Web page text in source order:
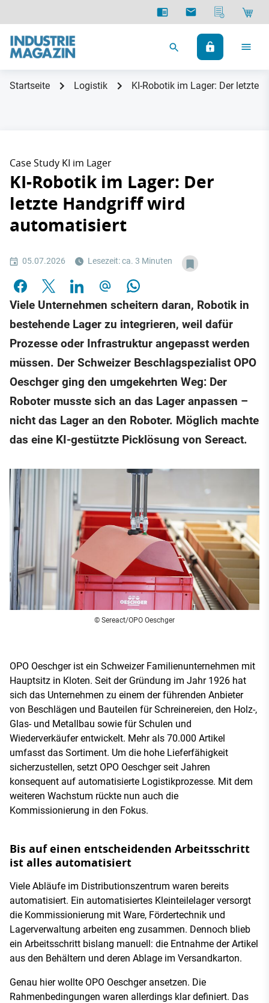
Startseite Logistik KI-Robotik im Lager: Der letzte
Case Study KI im Lager
KI-Robotik im Lager: Der
letzte Handgriff wird
automatisiert
05.07.2026 Lesezeit: ca. 3 Minuten
Viele Unternehmen scheitern daran, Robotik in
bestehende Lager zu integrieren, weil dafür
Prozesse oder Infrastruktur angepasst werden
müssen. Der Schweizer Beschlagspezialist OPO
Oeschger ging den umgekehrten Weg: Der
Roboter musste sich an das Lager anpassen –
nicht das Lager an den Roboter. Möglich machte
das eine KI-gestützte Picklösung von Sereact.
© Sereact/OPO Oeschger
OPO Oeschger ist ein Schweizer Familienunternehmen mit
Hauptsitz in Kloten. Seit der Gründung im Jahr 1926 hat
sich das Unternehmen zu einem der führenden Anbieter
von Beschlägen und Bauteilen für Schreinereien, den Holz-,
Glas- und Metallbau sowie für Schulen und
Wiederverkäufer entwickelt. Mehr als 70.000 Artikel
umfasst das Sortiment. Um die hohe Lieferfähigkeit
sicherzustellen, setzt OPO Oeschger seit Jahren
konsequent auf automatisierte Logistikprozesse. Mit dem
weiteren Wachstum rückte nun auch die
Kommissionierung in den Fokus.
Bis auf einen entscheidenden Arbeitsschritt
ist alles automatisiert
Viele Abläufe im Distributionszentrum waren bereits
automatisiert. Ein automatisiertes Kleinteilelager versorgt
die Kommissionierung mit Ware, Fördertechnik und
Lagerverwaltung arbeiten eng zusammen. Dennoch blieb
ein Arbeitsschritt bislang manuell: die Entnahme der Artikel
aus den Behältern und deren Ablage im Versandkarton.
Genau hier wollte OPO Oeschger ansetzen. Die
Rahmenbedingungen waren allerdings klar definiert. Das